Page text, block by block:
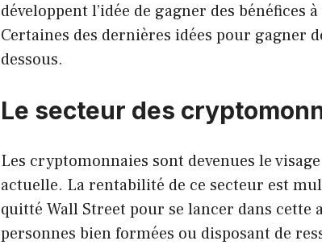
développent l’idée de gagner des
Certaines des dernières idées pour gagner
dessous.
Le secteur des
Les cryptomonnaies sont devenues le
actuelle. La rentabilité de ce secteur est
quitté Wall Street pour se lancer dans cette
personnes bien formées ou disposant de